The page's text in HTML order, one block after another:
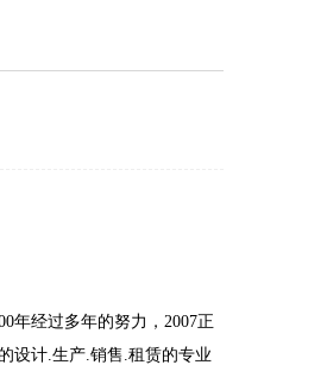
年经过多年的努力，2007正
设计.生产.销售.租赁的专业